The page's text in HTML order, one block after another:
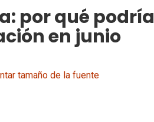
por qué podría
en junio
tamaño de la fuente